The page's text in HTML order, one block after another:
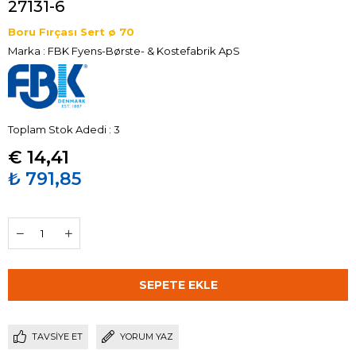
27131-6
Boru Fırçası Sert ø 70
Marka : FBK Fyens-Børste- & Kostefabrik ApS
Toplam Stok Adedi : 3
€ 14,41
₺ 791,85
TAVSIYE ET YORUM YAZ